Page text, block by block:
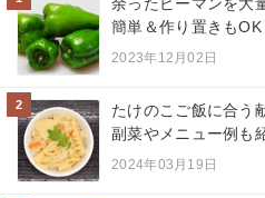
簡単＆作り置きもOK
2023年12月02日
2
たけのこご飯に合う
副菜やメニュー例も
2024年03月19日